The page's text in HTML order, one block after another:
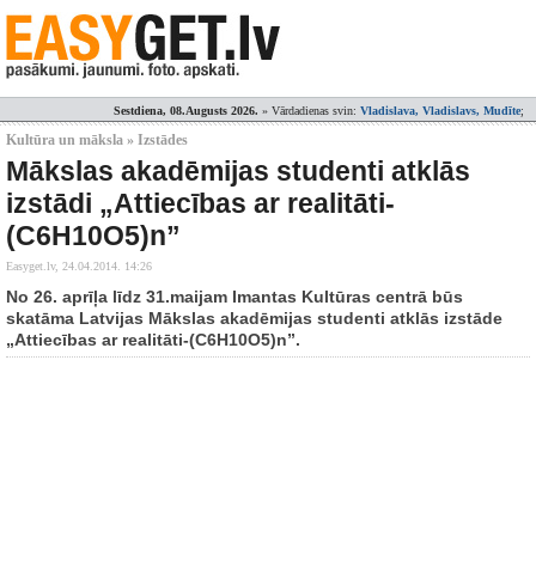
Sestdiena, 08.Augusts 2026. » Vārdadienas svin: Vladislava, Vladislavs, Mudīte;
Kultūra un māksla » Izstādes
Mākslas akadēmijas studenti atklās
izstādi „Attiecības ar realitāti-
(C6H10O5)n”
Easyget.lv, 24.04.2014. 14:26
No 26. aprīļa līdz 31.maijam Imantas Kultūras centrā būs
skatāma Latvijas Mākslas akadēmijas studenti atklās izstāde
„Attiecības ar realitāti-(C6H10O5)n”.